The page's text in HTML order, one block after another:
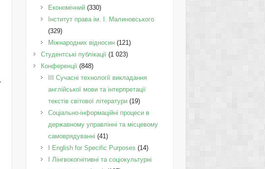
Економічний(330)
Інститут права ім. І. Малиновського
(329)
Міжнародних відносин(121)
Студентські публікації(1 023)
Конференції(848)
III Сучасні технології викладання
англійської мови та інтерпретації
текстів світової літератури(19)
Соціально-інформаційні процеси в
державному управлінні та місцевому
самоврядуванні (41)
І English for Specific Purposes (14)
I Лінгвокогнітивні та соціокультурні